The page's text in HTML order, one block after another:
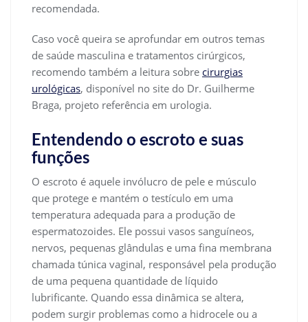
recomendada.
Caso você queira se aprofundar em outros temas
de saúde masculina e tratamentos cirúrgicos,
recomendo também a leitura sobre cirurgias
urológicas, disponível no site do Dr. Guilherme
Braga, projeto referência em urologia.
Entendendo o escroto e suas
funções
O escroto é aquele invólucro de pele e músculo
que protege e mantém o testículo em uma
temperatura adequada para a produção de
espermatozoides. Ele possui vasos sanguíneos,
nervos, pequenas glândulas e uma fina membrana
chamada túnica vaginal, responsável pela produção
de uma pequena quantidade de líquido
lubrificante. Quando essa dinâmica se altera,
podem surgir problemas como a hidrocele ou a